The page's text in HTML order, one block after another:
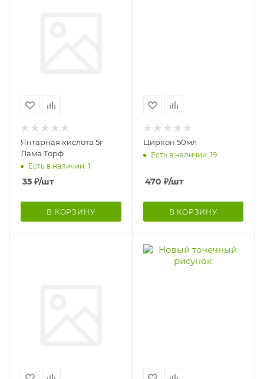
Янтарная кислота 5г
Лама Торф
Есть в наличии: 1
35 ₽/шт
В КОРЗИНУ
Циркон 50мл
Есть в наличии: 19
470 ₽/шт
В КОРЗИНУ